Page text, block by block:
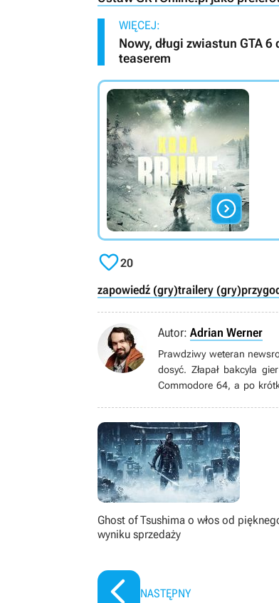
WIĘCEJ:
Nowy, długi zwiastun GTA
teaserem

20
zapowiedź (gry)trailery (gry)
Autor: Adrian Werner
Prawdziwy weteran
dosyć. Złapał bakcyla
Commodore 64, a po
książek, seriali, filmów i
Ghost of Tsushima o włos od
wyniku sprzedaży
NASTĘPNY